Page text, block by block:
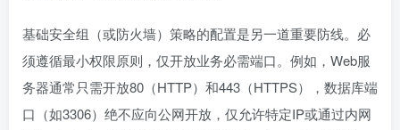
基础安全组（或防火墙）策略的配置是另一道重要防线。必
须遵循最小权限原则，仅开放业务必需端口。例如，Web服
务器通常只需开放80（HTTP）和443（HTTPS），数据库端
口（如3306）绝不应向公网开放，仅允许特定IP或通过内网